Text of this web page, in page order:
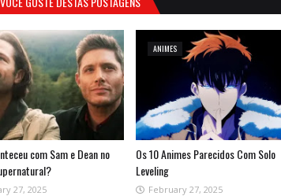
com Sam e Dean no
27, 2025
ANIMES
Os 10 Animes Parecidos Com Solo
Leveling
February 27, 2025